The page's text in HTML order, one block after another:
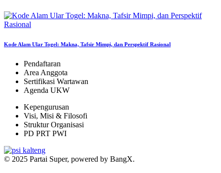
Kode Alam Ular Togel: Makna, Tafsir Mimpi, dan Perspektif Rasional
Pendaftaran
Area Anggota
Sertifikasi Wartawan
Agenda UKW
Kepengurusan
Visi, Misi & Filosofi
Struktur Organisasi
PD PRT PWI
© 2025 Partai Super, powered by BangX.